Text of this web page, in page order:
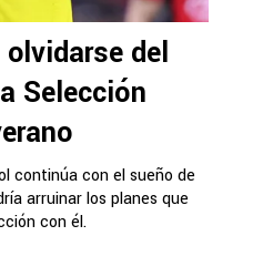
del
Selección
continúa con el sueño de
arruinar los planes que
con él.